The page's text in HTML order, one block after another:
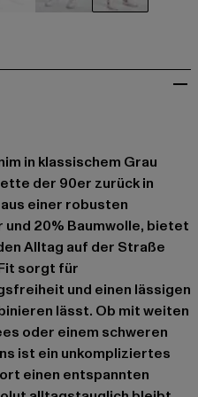
in klassischem Grau
der 90er zurück in
einer robusten
20% Baumwolle, bietet
Alltag auf der Straße
sorgt für
und einen lässigen
lässt. Ob mit weiten
oder einem schweren
ist ein unkompliziertes
einen entspannten